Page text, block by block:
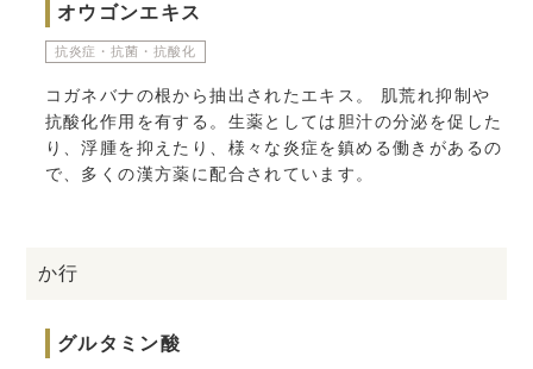
オウゴンエキス
抗炎症・抗菌・抗酸化
コガネバナの根から抽出されたエキス。 肌荒れ抑制や
抗酸化作用を有する。生薬としては胆汁の分泌を促した
り、浮腫を抑えたり、様々な炎症を鎮める働きがあるの
で、多くの漢方薬に配合されています。
か行
グルタミン酸